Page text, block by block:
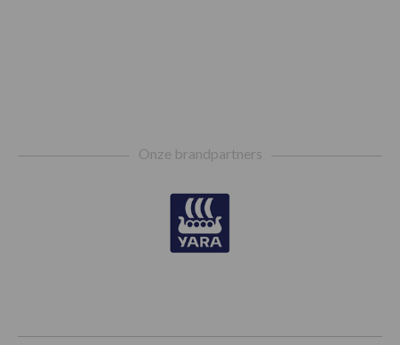
Onze brandpartners